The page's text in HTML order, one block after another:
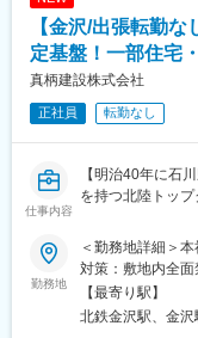
■提案いただく商
「Aシェア」は、
できる商品です。
心斎橋、福岡・
少性、低い空室
ます。
顧客を探し回る
し、求められる商
■評価・インセン
成約率は約3割、
月給(月額)は固定
【金沢/出張転勤
定基盤！一部住宅
真柄建設株式会社
正社員 転勤なし
仕事内容
【明治40年に石
を持つ北陸トップ
■業務詳細
【工事主任の場合
測量、図面作成
など
勤務地
＜勤務地詳細＞
対策：敷地内全面
【最寄り駅】
北鉄金沢駅、金